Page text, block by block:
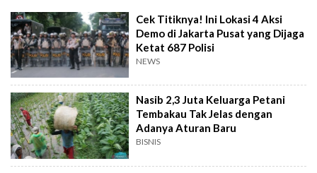
Cek Titiknya! Ini Lokasi 4 Aksi
Demo di Jakarta Pusat yang Dijaga
Ketat 687 Polisi
NEWS
Nasib 2,3 Juta Keluarga Petani
Tembakau Tak Jelas dengan
Adanya Aturan Baru
BISNIS